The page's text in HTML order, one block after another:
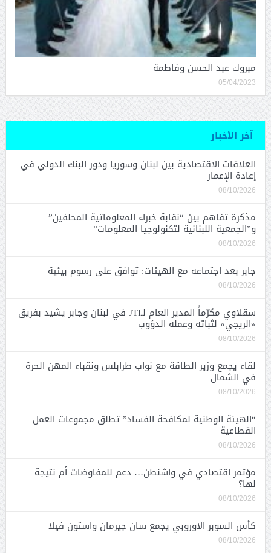
مبروك عبد الحسن وفاطمة
05/04/2023
آخر الأخبار
العلاقات الاقتصادية بين لبنان وسوريا ودور البنك الدولي في
إعادة الإعمار
08/10/2026
مذكرة تفاهم بين “نقابة خبراء المعلوماتية المحلفين”
و”الجمعية اللبنانية لتكنولوجيا المعلومات”
08/10/2026
جابر بعد اجتماعه مع الهيئات: توافق على رسوم بيئية
08/10/2026
سقلاوي مكرّماً المدير العام لـJTI في لبنان وجابر يشيد بفريق
«الريجي» لثباته وعمله الدؤوب
08/10/2026
لقاء يجمع وزير الطاقة مع نواب طرابلس ونقباء المهن الحرة
في الشمال
08/10/2026
“الهيئة الوطنية لمكافحة الفساد” تطلق مجموعات العمل
القطاعية
08/10/2026
مؤتمر اقتصادي في واشنطن… دعم للمفاوضات أم نتيجة
لها؟
08/10/2026
كأس السوبر الاوروبي يجمع سان جيرمان واستون فيلا
08/10/2026